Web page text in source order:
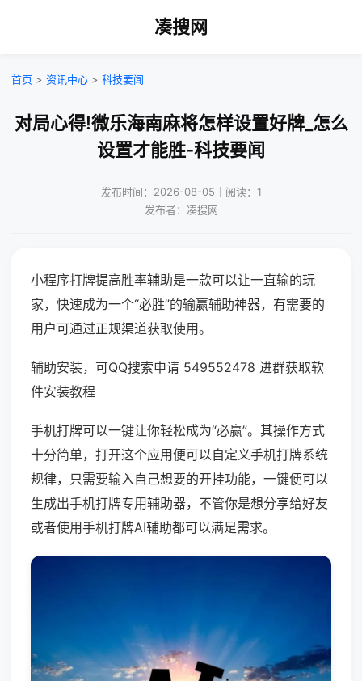
凑搜网
首页 > 资讯中心 > 科技要闻
对局心得!微乐海南麻将怎样设置好牌_怎么
设置才能胜-科技要闻
发布时间：2026-08-05｜阅读：1
发布者：凑搜网
小程序打牌提高胜率辅助是一款可以让一直输的玩
家，快速成为一个“必胜”的输赢辅助神器，有需要的
用户可通过正规渠道获取使用。
辅助安装，可QQ搜索申请 549552478 进群获取软
件安装教程
手机打牌可以一键让你轻松成为“必赢”。其操作方式
十分简单，打开这个应用便可以自定义手机打牌系统
规律，只需要输入自己想要的开挂功能，一键便可以
生成出手机打牌专用辅助器，不管你是想分享给好友
或者使用手机打牌AI辅助都可以满足需求。